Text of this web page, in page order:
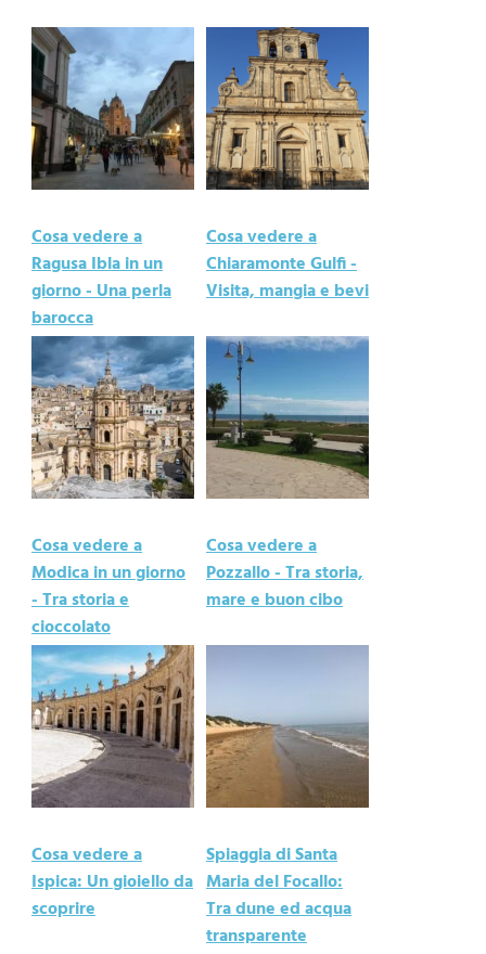
Cosa vedere a
Ragusa Ibla in un
giorno - Una perla
barocca
Cosa vedere a
Chiaramonte Gulfi -
Visita, mangia e bevi
Cosa vedere a
Modica in un giorno
- Tra storia e
cioccolato
Cosa vedere a
Pozzallo - Tra storia,
mare e buon cibo
Cosa vedere a
Ispica: Un gioiello da
scoprire
Spiaggia di Santa
Maria del Focallo:
Tra dune ed acqua
transparente